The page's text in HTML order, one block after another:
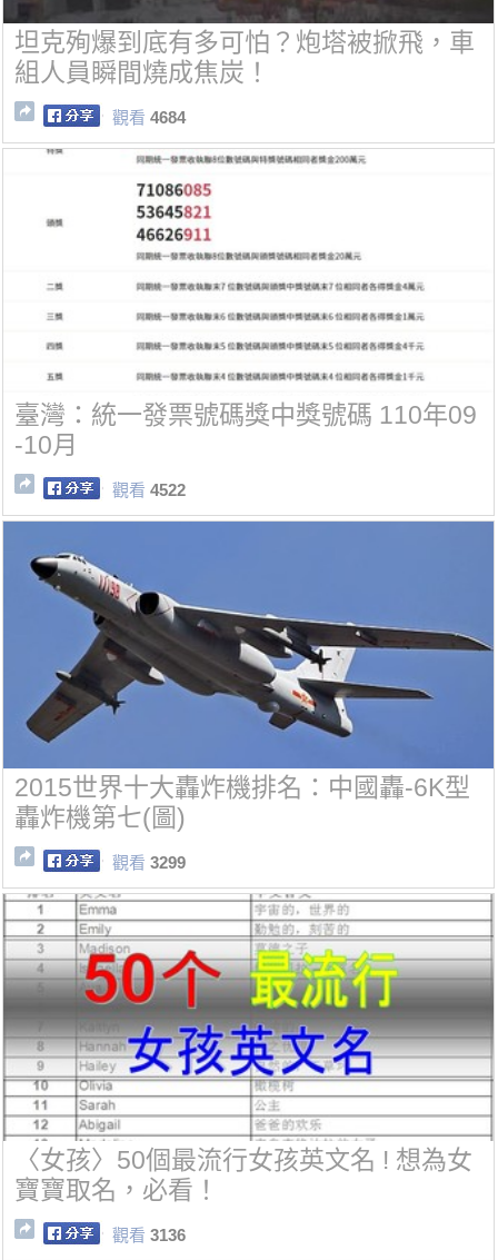
坦克殉爆到底有多可怕？炮塔被掀飛，車
組人員瞬間燒成焦炭！
觀看 4684
臺灣：統一發票號碼獎中獎號碼 110年09
-10月
觀看 4522
2015世界十大轟炸機排名：中國轟-6K型
轟炸機第七(圖)
觀看 3299
〈女孩〉50個最流行女孩英文名 ! 想為女
寶寶取名，必看！
觀看 3136